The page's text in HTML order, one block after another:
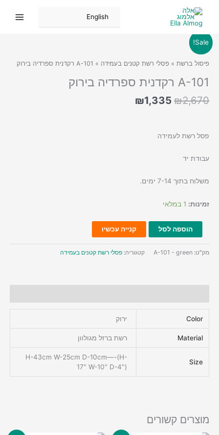
English
Sale!
פיסול ברשת » פסלי רשת קטנים בעמידה » A-101 רקדנית ספרדיה בירוק
A-101 רקדנית ספרדיה בירוק
₪2,670
המחיר
₪2,670.
₪1,335
פסל רשת לעמידה
עבודת יד
משלוח בתוך 7-14 ימים.
זמינות: 1 במלאי
של
הוספה לסל קנייה עכשיו
מק"ט: A-101 - green קטגוריה: פסלי רשת קטנים בעמידה
Color ירוק
Material רשת ברזל מגולוון
Size
H-43cm W-25cm D-10cm—-(H-
17" W-10" D-4")
מוצרים קשורים
אזל מן המלאי